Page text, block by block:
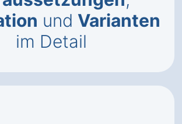
und Varianten
im Detail